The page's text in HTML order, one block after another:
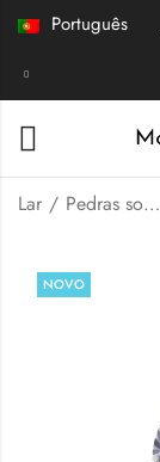
Português
Lar Pedras soltas | Joias finas
NOVO